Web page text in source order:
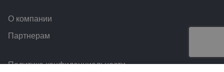
О компании
Партнерам
Политика конфиденциальности